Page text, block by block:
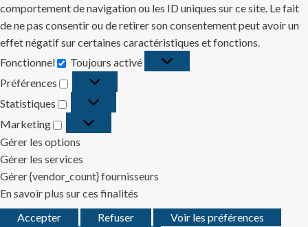
comportement de navigation ou les ID uniques sur ce site. Le fait
de ne pas consentir ou de retirer son consentement peut avoir un
effet négatif sur certaines caractéristiques et fonctions.
Fonctionnel
Fonctionnel
Toujours activé
Préférences
Préférences
Statistiques
Statistiques
Marketing
Marketing
Gérer les options
Gérer les services
Gérer {vendor_count} fournisseurs
En savoir plus sur ces finalités
Accepter
Refuser
Voir les préférences